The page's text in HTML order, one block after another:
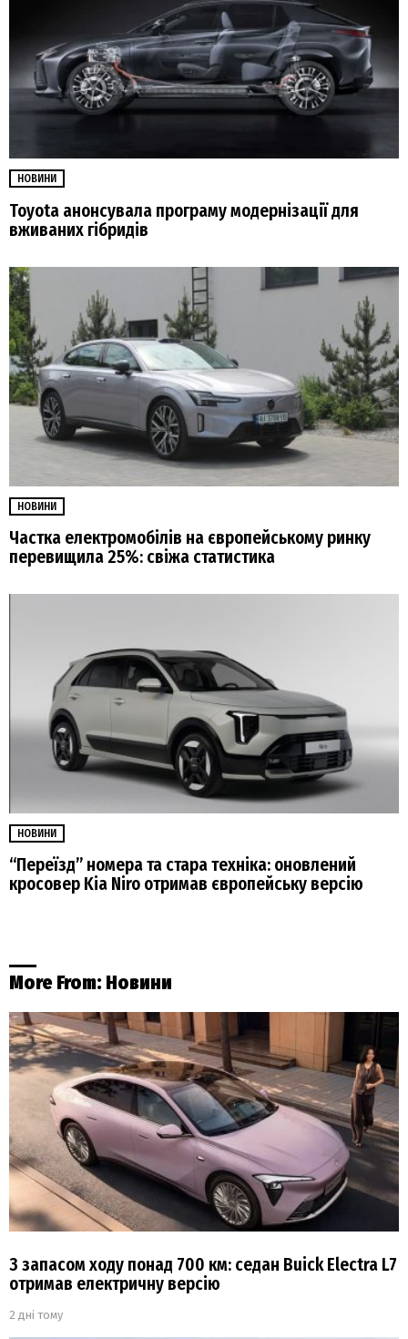
НОВИНИ
Toyota анонсувала програму модернізації для
вживаних гібридів
НОВИНИ
Частка електромобілів на європейському ринку
перевищила 25%: свіжа статистика
НОВИНИ
“Переїзд” номера та стара техніка: оновлений
кросовер Kia Niro отримав європейську версію
More From: Новини
З запасом ходу понад 700 км: седан Buick Electra L7
отримав електричну версію
2 дні тому